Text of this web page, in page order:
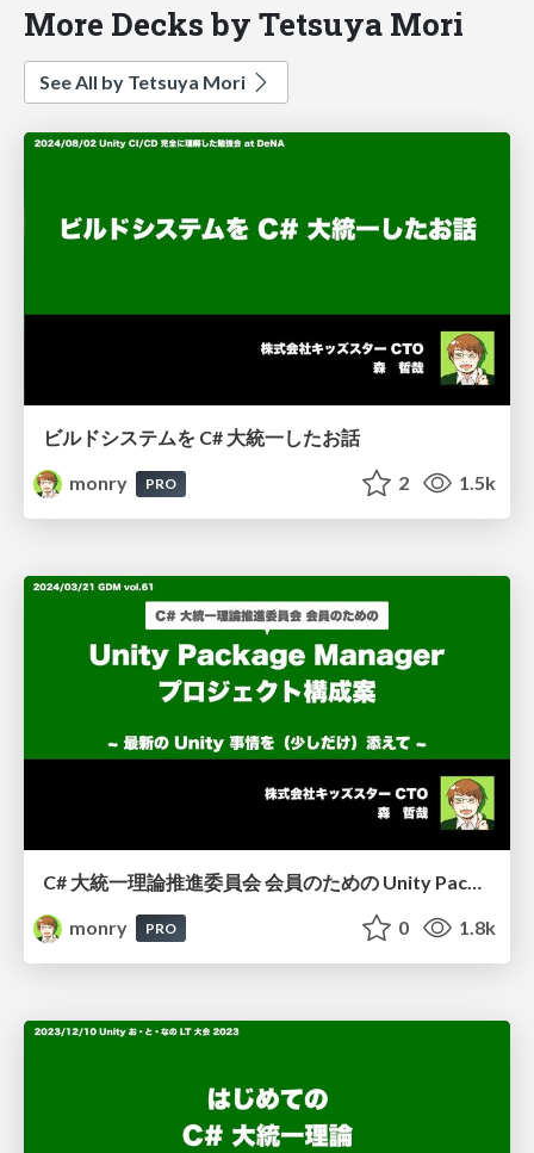
More Decks by Tetsuya Mori
See All by Tetsuya Mori
ビルドシステムを C# 大統一したお話
monry
PRO 2 1.5k
monry
PRO 0 1.8k